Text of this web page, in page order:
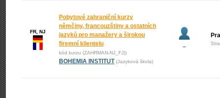
FR, NJ
Pobytové zahraniční kurzy
němčiny, francouzštiny a ostatních
jazyků pro manažery a širokou
firemní klientelu
kód kurzu (ZAHRMAN-NJ_FJ))
BOHEMIA INSTITUT (Jazyková škola)
–